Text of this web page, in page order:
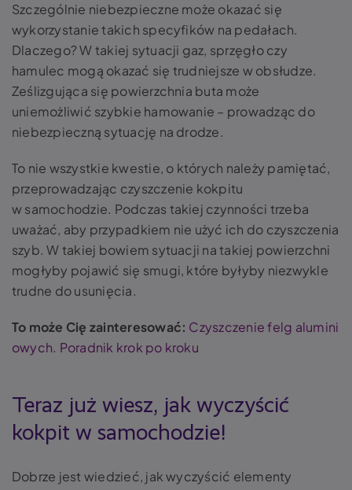
Szczególnie niebezpieczne może okazać się
wykorzystanie takich specyfików na pedałach.
Dlaczego? W takiej sytuacji gaz, sprzęgło czy
hamulec mogą okazać się trudniejsze w obsłudze.
Ześlizgująca się powierzchnia buta może
uniemożliwić szybkie hamowanie – prowadząc do
niebezpieczną sytuację na drodze.
To nie wszystkie kwestie, o których należy pamiętać,
przeprowadzając czyszczenie kokpitu
w samochodzie. Podczas takiej czynności trzeba
uważać, aby przypadkiem nie użyć ich do czyszczenia
szyb. W takiej bowiem sytuacji na takiej powierzchni
mogłyby pojawić się smugi, które byłyby niezwykle
trudne do usunięcia.
To może Cię zainteresować: Czyszczenie felg alumini
owych. Poradnik krok po kroku
Teraz już wiesz, jak wyczyścić
kokpit w samochodzie!
Dobrze jest wiedzieć, jak wyczyścić elementy